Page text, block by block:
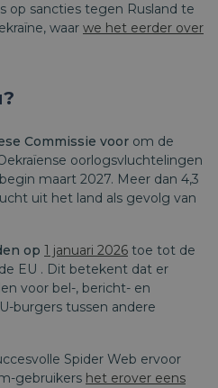
op sancties tegen Rusland te
waar we het eerder over
Commissie voor om de
oorlogsvluchtelingen
maart 2027. Meer dan 4,3
uit het land als gevolg van
op 1 januari 2026 toe tot de
EU . Dit betekent dat er
voor bel-, bericht- en
burgers tussen andere
Spider Web ervoor
gebruikers het erover eens